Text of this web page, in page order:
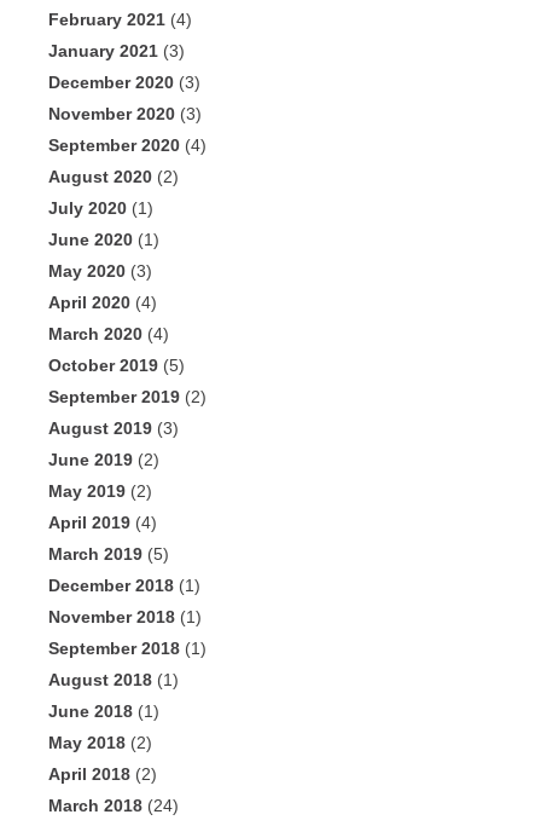
February 2021 (4)
January 2021 (3)
December 2020 (3)
November 2020 (3)
September 2020 (4)
August 2020 (2)
July 2020 (1)
June 2020 (1)
May 2020 (3)
April 2020 (4)
March 2020 (4)
October 2019 (5)
September 2019 (2)
August 2019 (3)
June 2019 (2)
May 2019 (2)
April 2019 (4)
March 2019 (5)
December 2018 (1)
November 2018 (1)
September 2018 (1)
August 2018 (1)
June 2018 (1)
May 2018 (2)
April 2018 (2)
March 2018 (24)